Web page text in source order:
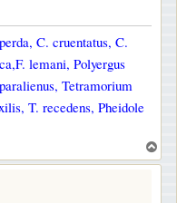
C. cruentatus, C.
lemani, Polyergus
Tetramorium
T. recedens, Pheidole
o